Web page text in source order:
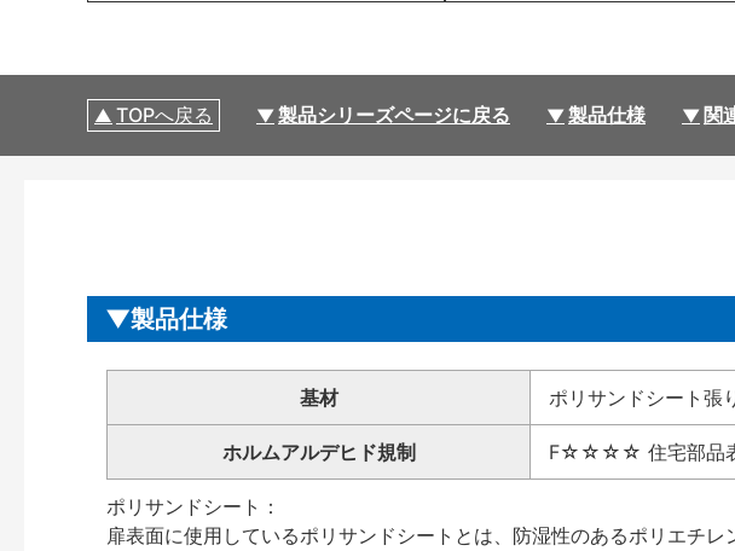
TOPへ戻る 製品シリーズページに戻る 製品仕様 関
製品仕様
基材 ポリサンドシート張
ホルムアルデヒド規制 F☆☆☆☆ 住宅部品表
ポリサンドシート：
扉表面に使用しているポリサンドシートとは、防湿性のあるポリエチ